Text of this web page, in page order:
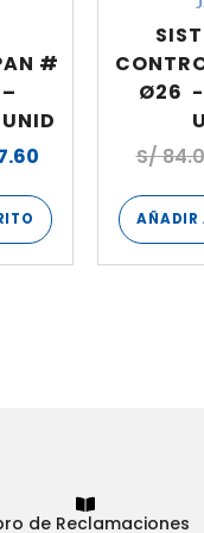
#
Ø26 -
S/
AÑADIR
de Reclamaciones